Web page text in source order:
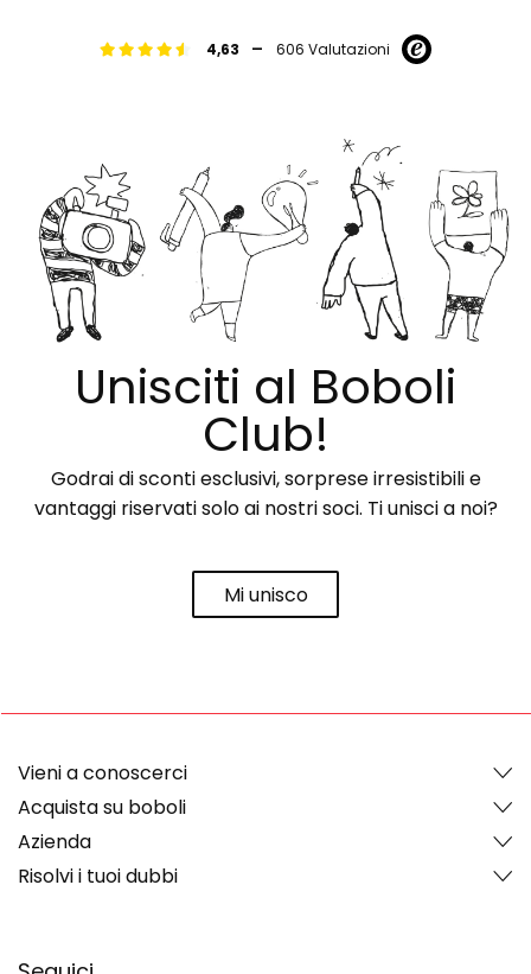
4,63 - 606 Valutazioni
Unisciti al Boboli
Club!
Godrai di sconti esclusivi, sorprese irresistibili e
vantaggi riservati solo ai nostri soci. Ti unisci a noi?
Mi unisco
Vieni a conoscerci
Acquista su boboli
Azienda
Risolvi i tuoi dubbi